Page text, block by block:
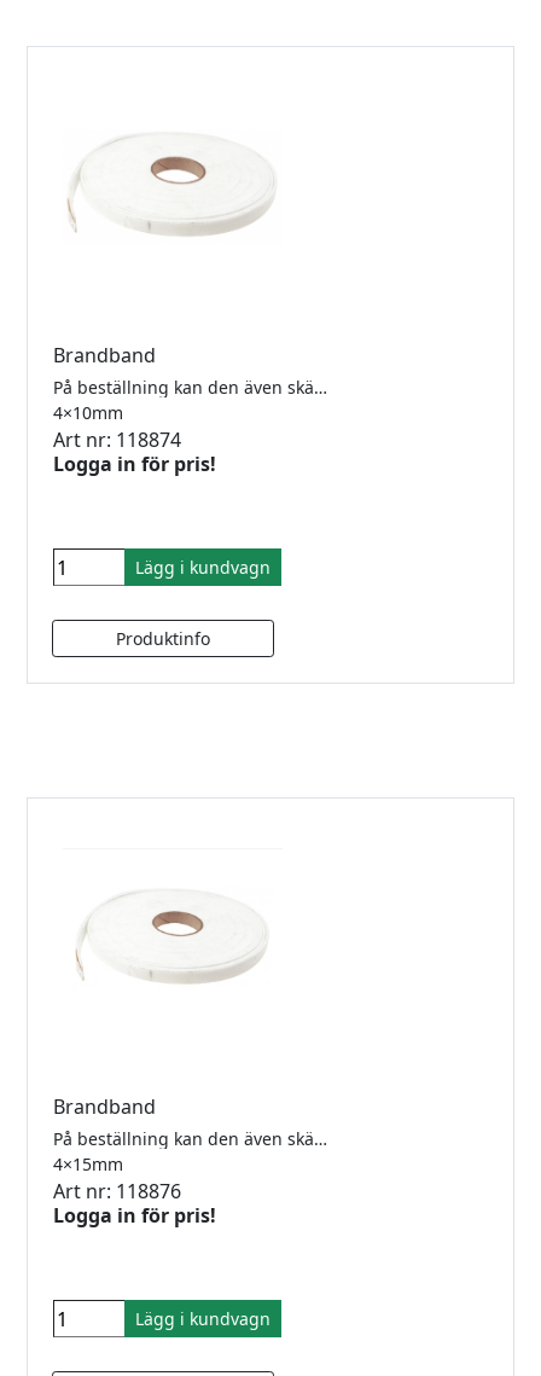
Brandband
På beställning kan den även skäras upp i andra bredder och tjocklekar. 10 meter/rulle.
4×10mm
Art nr: 118874
Logga in för pris!
Lägg i kundvagn
Brandband
På beställning kan den även skäras upp i andra bredder och tjocklekar. 10 meter/rulle.
4×15mm
Art nr: 118876
Logga in för pris!
Lägg i kundvagn